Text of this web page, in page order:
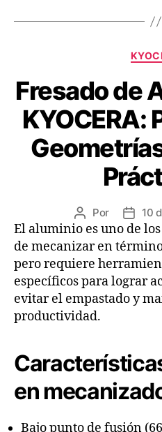
Fresado de
KYOCERA:
Por 10
El aluminio es uno de
de mecanizar en
pero requiere
específicos para lograr
evitar el empastado y
productividad.
en
Bajo punto de fusión